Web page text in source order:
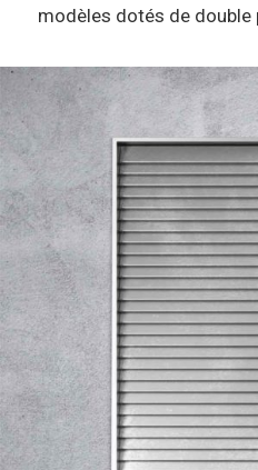
modèles dotés de double